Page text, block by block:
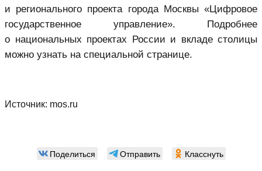
и регионального проекта города Москвы «Цифровое
государственное управление». Подробнее
о национальных проектах России и вкладе столицы
можно узнать на специальной странице.
Источник: mos.ru
Поделиться Отправить Класснуть